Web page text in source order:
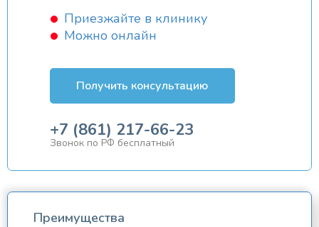
Приезжайте в клинику
Можно онлайн
Получить консультацию
+7 (861) 217-66-23
Звонок по РФ бесплатный
Преимущества